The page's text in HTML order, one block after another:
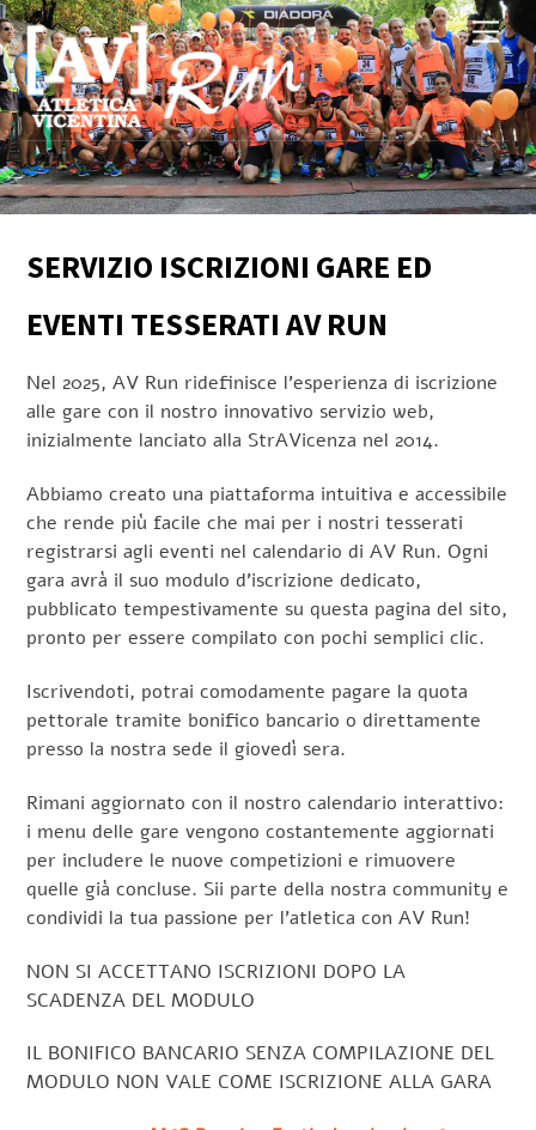
Skip
to
content
SERVIZIO ISCRIZIONI GARE ED
EVENTI TESSERATI AV RUN
Nel 2025, AV Run ridefinisce l’esperienza di iscrizione
alle gare con il nostro innovativo servizio web,
inizialmente lanciato alla StrAVicenza nel 2014.
Abbiamo creato una piattaforma intuitiva e accessibile
che rende più facile che mai per i nostri tesserati
registrarsi agli eventi nel calendario di AV Run. Ogni
gara avrà il suo modulo d’iscrizione dedicato,
pubblicato tempestivamente su questa pagina del sito,
pronto per essere compilato con pochi semplici clic.
Iscrivendoti, potrai comodamente pagare la quota
pettorale tramite bonifico bancario o direttamente
presso la nostra sede il giovedì sera.
Rimani aggiornato con il nostro calendario interattivo:
i menu delle gare vengono costantemente aggiornati
per includere le nuove competizioni e rimuovere
quelle già concluse. Sii parte della nostra community e
condividi la tua passione per l’atletica con AV Run!
NON SI ACCETTANO ISCRIZIONI DOPO LA
SCADENZA DEL MODULO
IL BONIFICO BANCARIO SENZA COMPILAZIONE DEL
MODULO NON VALE COME ISCRIZIONE ALLA GARA